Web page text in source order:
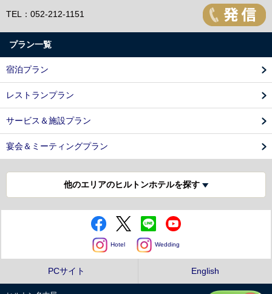
TEL：052-212-1151
プラン一覧
宿泊プラン
レストランプラン
サービス＆施設プラン
宴会＆ミーティングプラン
他のエリアのヒルトンホテルを探す
Hotel Wedding
PCサイト English